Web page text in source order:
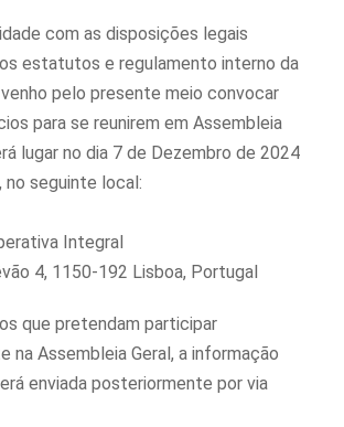
com as disposições legais
estatutos e regulamento interno da
pelo presente meio convocar
para se reunirem em Assembleia
lugar no dia 7 de Dezembro de 2024
no seguinte local:
Integral
4, 1150-192 Lisboa, Portugal
que pretendam participar
na Assembleia Geral, a informação
enviada posteriormente por via